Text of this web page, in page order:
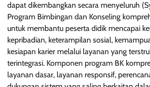
dapat dikembangkan secara menyeluruh
Program Bimbingan dan Konseling
untuk membantu peserta didik mencapai
kepribadian, keterampilan sosial,
kesiapan karier melalui layanan yang
terintegrasi. Komponen program BK
layanan dasar, layanan responsif,